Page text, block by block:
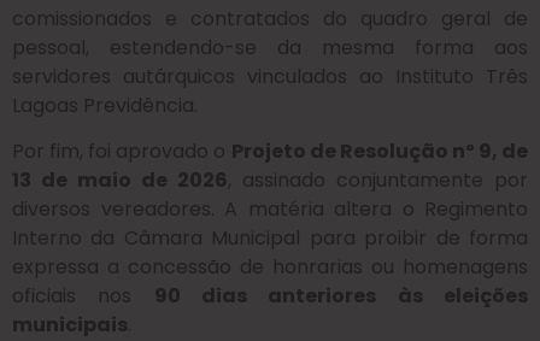
comissionados e contratados do quadro geral de
pessoal, estendendo-se da mesma forma aos
servidores autárquicos vinculados ao Instituto Três
Lagoas Previdência.
Por fim, foi aprovado o Projeto de Resolução nº 9, de
13 de maio de 2026, assinado conjuntamente por
diversos vereadores. A matéria altera o Regimento
Interno da Câmara Municipal para proibir de forma
expressa a concessão de honrarias ou homenagens
oficiais nos 90 dias anteriores às eleições
municipais.